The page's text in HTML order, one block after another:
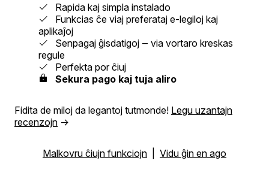
Rapida kaj simpla instalado
Funkcias ĉe viaj preferataj e‑legiloj kaj
aplikaĵoj
Senpagaj ĝisdatigoj ‒ via vortaro kreskas
regule
Perfekta por ĉiuj
Sekura pago kaj tuja aliro
Fidita de miloj da legantoj tutmonde! Legu uzantajn
recenzojn →
Malkovru ĉiujn funkciojn Vidu ĝin en ago